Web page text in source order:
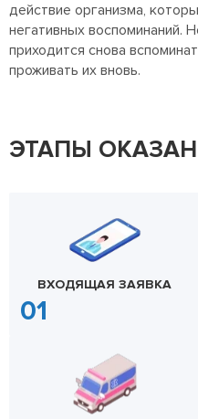
действие организма,
негативных воспоминаний.
приходится снова
проживать их вновь.
ЭТАПЫ
ВХОДЯЩАЯ ЗАЯВКА